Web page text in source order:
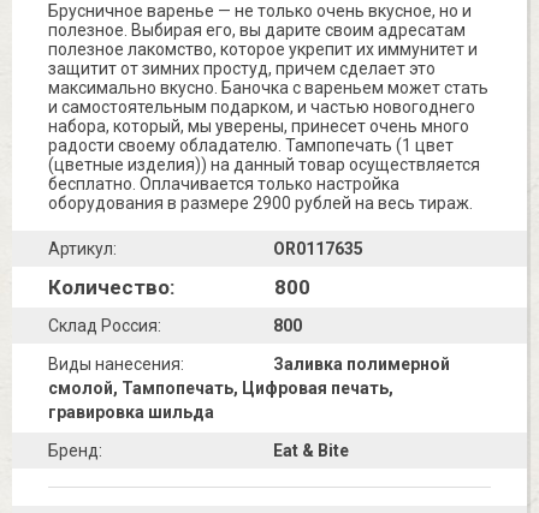
Брусничное варенье — не только очень вкусное, но и
полезное. Выбирая его, вы дарите своим адресатам
полезное лакомство, которое укрепит их иммунитет и
защитит от зимних простуд, причем сделает это
максимально вкусно. Баночка с вареньем может стать
и самостоятельным подарком, и частью новогоднего
набора, который, мы уверены, принесет очень много
радости своему обладателю. Тампопечать (1 цвет
(цветные изделия)) на данный товар осуществляется
бесплатно. Оплачивается только настройка
оборудования в размере 2900 рублей на весь тираж.
Артикул: OR0117635
Количество: 800
Склад Россия:
800
Виды нанесения:
Заливка полимерной
смолой, Тампопечать, Цифровая печать,
гравировка шильда
Бренд:
Eat & Bite